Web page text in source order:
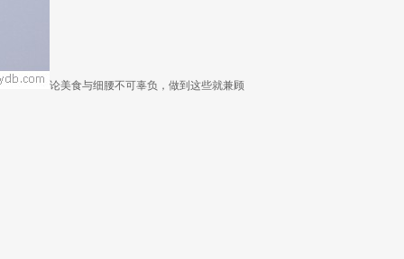
论美食与细腰不可辜负，做到这些就兼顾